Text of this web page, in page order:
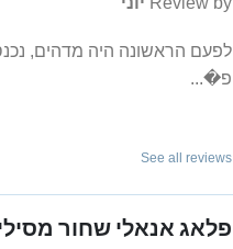
לפעם הראשונה היה מדהים,
פ�...
See all reviews
פלאג אנאלי שחור